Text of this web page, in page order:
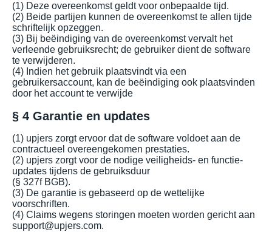
(1) Deze overeenkomst geldt voor onbepaalde tijd.
(2) Beide partijen kunnen de overeenkomst te allen tijde
schriftelijk opzeggen.
(3) Bij beëindiging van de overeenkomst vervalt het
verleende gebruiksrecht; de gebruiker dient de software
te verwijderen.
(4) Indien het gebruik plaatsvindt via een
gebruikersaccount, kan de beëindiging ook plaatsvinden
door het account te verwijde
§ 4 Garantie en updates
(1) upjers zorgt ervoor dat de software voldoet aan de
contractueel overeengekomen prestaties.
(2) upjers zorgt voor de nodige veiligheids- en functie-
updates tijdens de gebruiksduur
(§ 327f BGB).
(3) De garantie is gebaseerd op de wettelijke
voorschriften.
(4) Claims wegens storingen moeten worden gericht aan
support@upjers.com.